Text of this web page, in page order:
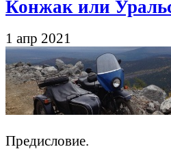
Конжак или
1 апр 2021
Предисловие.